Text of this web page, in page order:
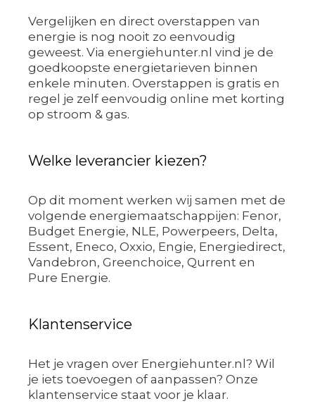
Vergelijken en direct overstappen van
energie is nog nooit zo eenvoudig
geweest. Via energiehunter.nl vind je de
goedkoopste energietarieven binnen
enkele minuten. Overstappen is gratis en
regel je zelf eenvoudig online met korting
op stroom & gas.
Welke leverancier kiezen?
Op dit moment werken wij samen met de
volgende energiemaatschappijen: Fenor,
Budget Energie, NLE, Powerpeers, Delta,
Essent, Eneco, Oxxio, Engie, Energiedirect,
Vandebron, Greenchoice, Qurrent en
Pure Energie.
Klantenservice
Het je vragen over Energiehunter.nl? Wil
je iets toevoegen of aanpassen? Onze
klantenservice staat voor je klaar.